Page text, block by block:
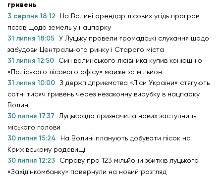
гривень
3 серпня 18:12
На Волині орендар лісових угідь програв
позов щодо земель у нацпарку
31 липня 18:05 У Луцьку провели громадські слухання щодо
забудови Центрального ринку і Старого міста
31 липня 12:50
Син волинського лісівника купив конюшню
«Поліського лісового офісу» майже за мільйон
31 липня 10:00 З держпідприємства «Ліси України» стягують
сотні тисяч гривень через незаконну вирубку в нацпарку
Волині
30 липня 17:37
Луцькрада призначила нових заступниць
міського голови
30 липня 15:24
На Волині планують добувати пісок на
Крижівському родовищі
30 липня 12:23
Справу про 123 мільйони збитків луцького
«Західінкомбанку» повернули на новий розгляд